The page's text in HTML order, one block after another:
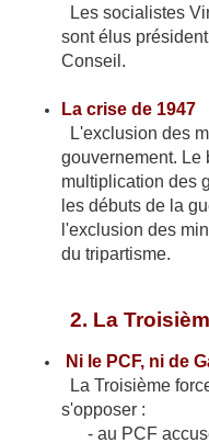
Les socialistes
sont élus
Conseil.
La crise de 1947
L'exclusion des
gouvernement. Le
multiplication des
les débuts de la
l'exclusion des
du tripartisme.
2. La
Ni le PCF, ni de
La Troisième
s'opposer :
- au PCF